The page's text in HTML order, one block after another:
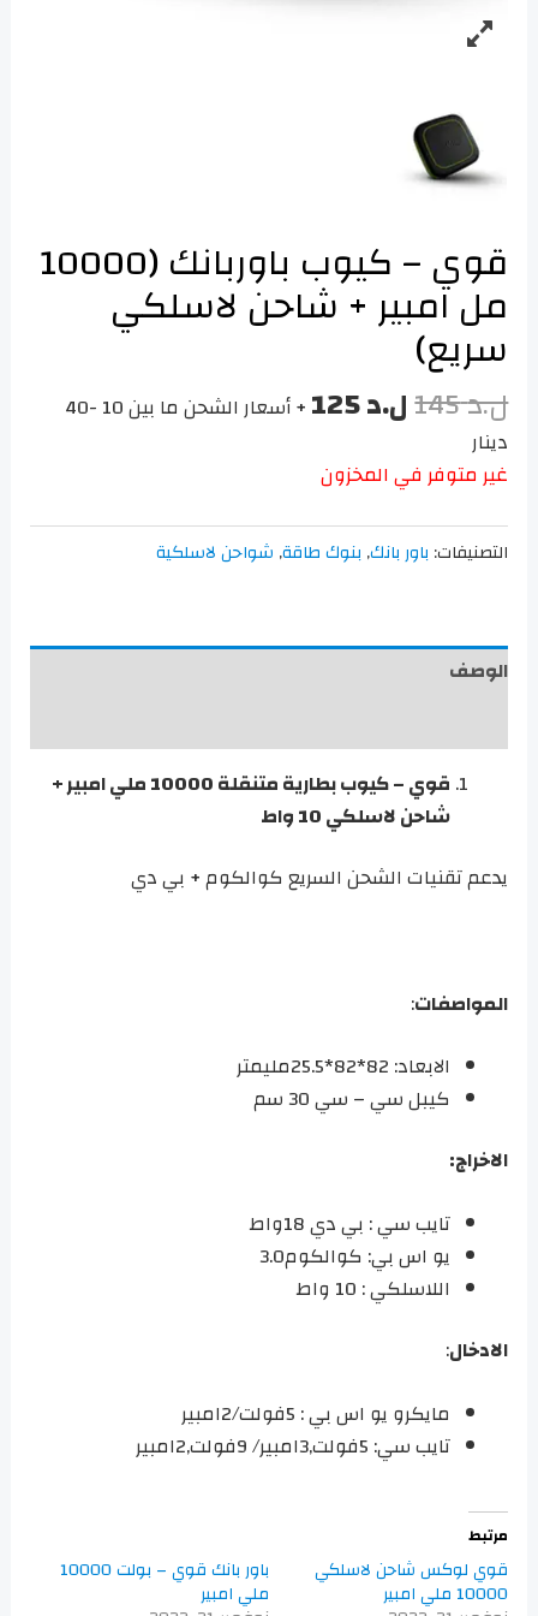
قوي – كيوب باوربانك (10000
مل امبير + شاحن لاسلكي
سريع)
ل.د145 ل.د
+ أسعار الشحن ما بين 10 -40
دينار
غير متوفر في المخزون
التصنيفات:باور بانك,بنوك طاقة, شواحن لاسلكية
الوصف
قوي – كيوب بطارية متنقلة 10000 ملي امبير +
شاحن لاسلكي 10 واط
يدعم تقنيات الشحن السريع كوالكوم + بي دي
المواصفات:
الابعاد: 82*82*25.5مليمتر
كيبل سي – سي 30 سم
الاخراج:
تايب سي : بي دي 18واط
يو اس بي: كوالكوم3.0
اللاسلكي : 10 واط
الادخال:
مايكرو يو اس بي : 5فولت/2امبير
تايب سي: 5فولت,3امبير/ 9فولت,2امبير
مرتبط
قوي لوكس شاحن لاسلكي
10000 ملي امبير
باور بانك قوي – بولت 10000
ملي امبير